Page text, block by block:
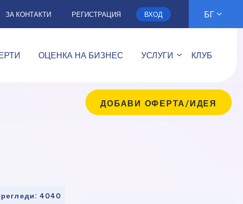
ЗА КОНТАКТИ РЕГИСТРАЦИЯ ВХОД БГ
ОЦЕНКА НА БИЗНЕС УСЛУГИ КЛУБ
ДОБАВИ ОФЕРТА/ИДЕЯ
4040